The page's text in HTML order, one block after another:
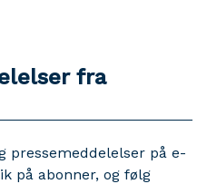
fra
pressemeddelelser på e-
på abonner, og følg